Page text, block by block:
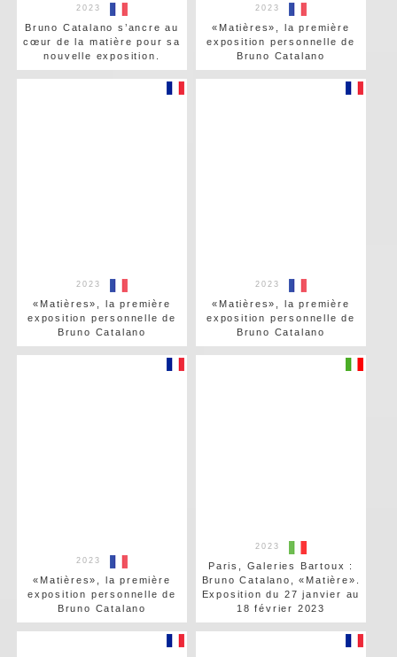
2023
Bruno Catalano s’ancre au
cœur de la matière pour sa
nouvelle exposition.
2023
«Matières», la première
exposition personnelle de
Bruno Catalano
2023
«Matières», la première
exposition personnelle de
Bruno Catalano
2023
«Matières», la première
exposition personnelle de
Bruno Catalano
2023
«Matières», la première
exposition personnelle de
Bruno Catalano
2023
Paris, Galeries Bartoux :
Bruno Catalano, «Matière».
Exposition du 27 janvier au
18 février 2023